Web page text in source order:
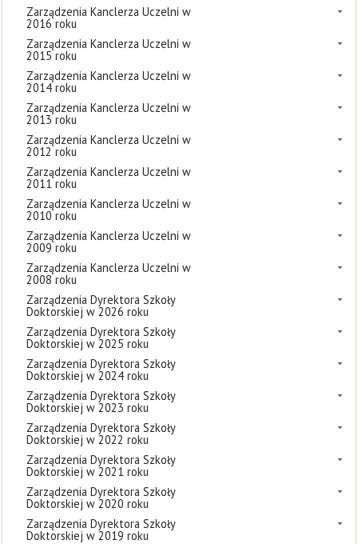
Zarządzenia Kanclerza Uczelni w
2016 roku
Zarządzenia Kanclerza Uczelni w
2015 roku
Zarządzenia Kanclerza Uczelni w
2014 roku
Zarządzenia Kanclerza Uczelni w
2013 roku
Zarządzenia Kanclerza Uczelni w
2012 roku
Zarządzenia Kanclerza Uczelni w
2011 roku
Zarządzenia Kanclerza Uczelni w
2010 roku
Zarządzenia Kanclerza Uczelni w
2009 roku
Zarządzenia Kanclerza Uczelni w
2008 roku
Zarządzenia Dyrektora Szkoły
Doktorskiej w 2026 roku
Zarządzenia Dyrektora Szkoły
Doktorskiej w 2025 roku
Zarządzenia Dyrektora Szkoły
Doktorskiej w 2024 roku
Zarządzenia Dyrektora Szkoły
Doktorskiej w 2023 roku
Zarządzenia Dyrektora Szkoły
Doktorskiej w 2022 roku
Zarządzenia Dyrektora Szkoły
Doktorskiej w 2021 roku
Zarządzenia Dyrektora Szkoły
Doktorskiej w 2020 roku
Zarządzenia Dyrektora Szkoły
Doktorskiej w 2019 roku